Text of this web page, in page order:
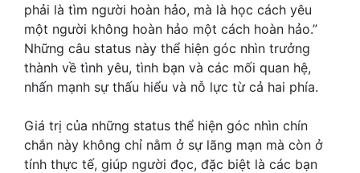
phải là tìm người hoàn hảo, mà là học cách yêu
một người không hoàn hảo một cách hoàn hảo.”
Những câu status này thể hiện góc nhìn trưởng
thành về tình yêu, tình bạn và các mối quan hệ,
nhấn mạnh sự thấu hiểu và nỗ lực từ cả hai phía.
Giá trị của những status thể hiện góc nhìn chín
chắn này không chỉ nằm ở sự lãng mạn mà còn ở
tính thực tế, giúp người đọc, đặc biệt là các bạn